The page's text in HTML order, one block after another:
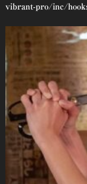
ー
ョ
ン
vibrant-pro/inc/